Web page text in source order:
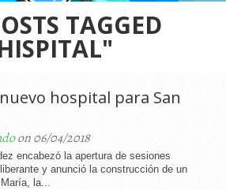
TAGGED
hospital para San
on 06/04/2018
encabezó la apertura de sesiones
y anunció la construcción de un
la...